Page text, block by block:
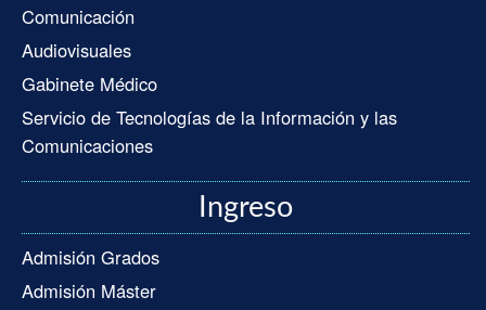
Comunicación
Audiovisuales
Gabinete Médico
Servicio de Tecnologías de la Información y las
Comunicaciones
Ingreso
Admisión Grados
Admisión Máster